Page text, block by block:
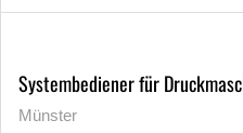
Systembediener für
Münster